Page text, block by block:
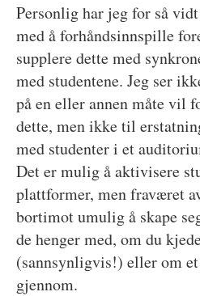
Personlig har jeg for så
med å forhåndsinnspille
supplere dette med
med studentene. Jeg ser
på en eller annen måte vil
dette, men ikke til
med studenter i et
Det er mulig å aktivisere
plattformer, men fraværet
bortimot umulig å skape
de henger med, om du
(sannsynligvis!) eller om
gjennom.